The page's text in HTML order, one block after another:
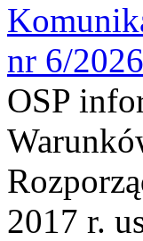
nr 6/
OSP
2017 r.